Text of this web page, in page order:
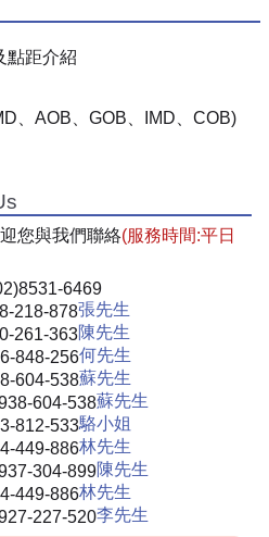
點距介紹
、AOB、GOB、IMD、COB)
您與我們聯絡(服務時間:平日
6469
218-878張先生
261-363陳先生
848-256何先生
604-538蘇先生
604-538蘇先生
812-533駱小姐
449-886林先生
304-899陳先生
449-886林先生
227-520李先生